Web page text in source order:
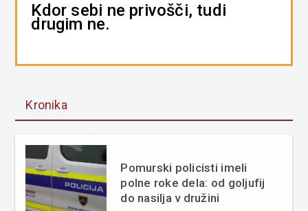
Kdor sebi ne privošči, tudi
drugim ne.
Kronika
Pomurski policisti imeli
polne roke dela: od goljufij
do nasilja v družini